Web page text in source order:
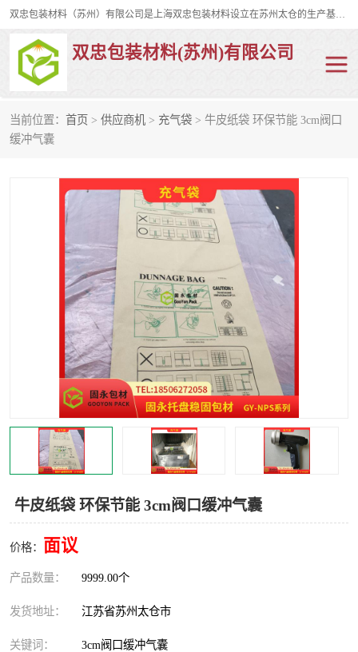
双忠包装材料（苏州）有限公司是上海双忠包装材料设立在苏州太仓的生产基地，占地约2万平米，产品主要有打孔缠绕膜，拉伸蜂窝纸，集装箱充气袋，滑托板，打包带，裹包网兜，防滑纸等箱体和托盘的运输和保护性包材。固永包材®，GooYon Pack®，是我们保护性包装材料的专属品牌。
双忠包装材料(苏州)有限公司
当前位置： 首页 > 供应商机 > 充气袋 > 牛皮纸袋 环保节能 3cm阀口
缓冲气囊
牛皮纸袋 环保节能 3cm阀口缓冲气囊
价格： 面议
产品数量： 9999.00个
发货地址： 江苏省苏州太仓市
关键词： 3cm阀口缓冲气囊
打孔缠绕膜
裹包网兜 纤维打包带
充气袋
托盘裹包网兜
托盘捆绑带